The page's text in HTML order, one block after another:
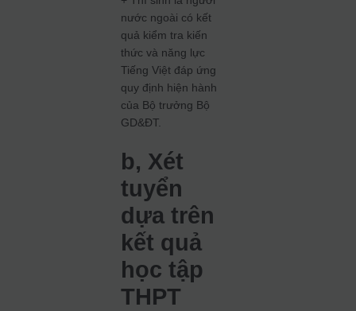
nước ngoài có kết
quả kiểm tra kiến
thức và năng lực
Tiếng Việt đáp ứng
quy định hiện hành
của Bộ trưởng Bộ
GD&ĐT.
b, Xét
tuyển
dựa trên
kết quả
học tập
THPT